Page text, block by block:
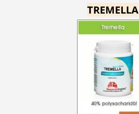
TREMELLA